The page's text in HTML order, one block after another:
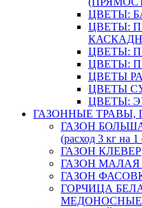
ЦВЕТЫ:
ЦВЕТЫ:
ЦВЕТЫ:
ЦВЕТЫ:
ЦВЕТЫ
ЦВЕТЫ
ЦВЕТЫ:
ГАЗОННЫЕ ТРАВЫ,
ГАЗОН
(расход 3 кг на 1
ГАЗОН КЛЕВЕР
ГАЗОН МАЛАЯ
ГАЗОН
ГОРЧИЦА
МЕДОНОСНЫЕ